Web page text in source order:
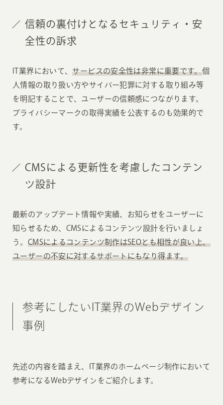
信頼の裏付けとなるセキュリティ・安
全性の訴求
IT業界において、サービスの安全性は非常に重要です。個
人情報の取り扱い方やサイバー犯罪に対する取り組み等
を明記することで、ユーザーの信頼感につながります。
プライバシーマークの取得実績を公表するのも効果的で
す。
CMSによる更新性を考慮したコンテン
ツ設計
最新のアップデート情報や実績、お知らせをユーザーに
知らせるため、CMSによるコンテンツ設計を行いましょ
う。 CMSによるコンテンツ制作はSEOとも相性が良い上、
ユーザーの不安に対するサポートにもなり得ます。
参考にしたいIT業界のWebデザイン
事例
先述の内容を踏まえ、IT業界のホームページ制作において
参考になるWebデザインをご紹介します。